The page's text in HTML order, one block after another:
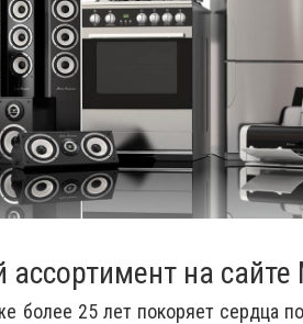
ассортимент на
более 25 лет покоряет сердца